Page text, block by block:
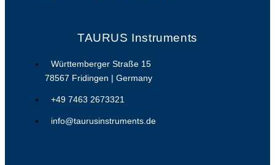
TAURUS Instruments
Württemberger Straße 15
78567 Fridingen | Germany
+49 7463 2673321
info@taurusinstruments.de